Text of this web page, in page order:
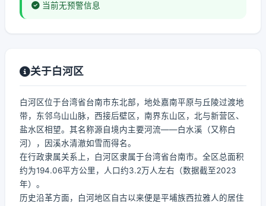
当前无预警信息
关于白河区
白河区位于台湾省台南市东北部，地处嘉南平原与丘陵过渡地
带，东邻乌山山脉，西接后壁区，南界东山区，北与新营区、
盐水区相望。其名称源自境内主要河流——白水溪（又称白
河），因溪水清澈如雪而得名。
在行政隶属关系上，白河区隶属于台湾省台南市。全区总面积
约为194.06平方公里，人口约3.2万人左右（数据截至2023
年）。
历史沿革方面，白河地区自古以来便是平埔族西拉雅人的居住